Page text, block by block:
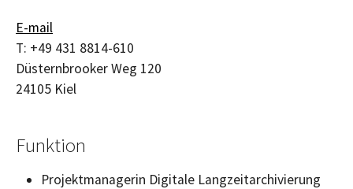
E-mail
T: +49 431 8814-610
Düsternbrooker Weg 120
24105 Kiel
Funktion
Projektmanagerin Digitale Langzeitarchivierung